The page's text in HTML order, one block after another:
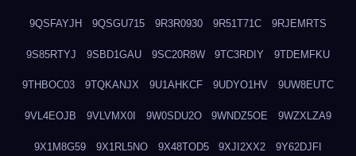
9QSFAYJH 9QSGU715 9R3R0930 9R51T71C 9RJEMRTS
9S85RTYJ 9SBD1GAU 9SC20R8W 9TC3RDIY 9TDEMFKU
9THBOC03 9TQKANJX 9U1AHKCF 9UDYO1HV 9UW8EUTC
9VL4EOJB 9VLVMX0I 9W0SDU2O 9WNDZ5OE 9WZXLZA9
9X1M8G59 9X1RL5NO 9X48TOD5 9XJI2XX2 9Y62DJFI